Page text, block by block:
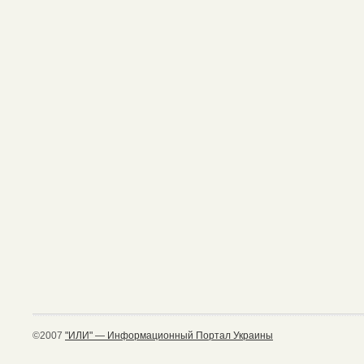
©2007 "ИЛИ" — Информационный Портал Украины